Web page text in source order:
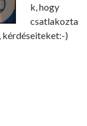
k, hogy
csatlakozta
)